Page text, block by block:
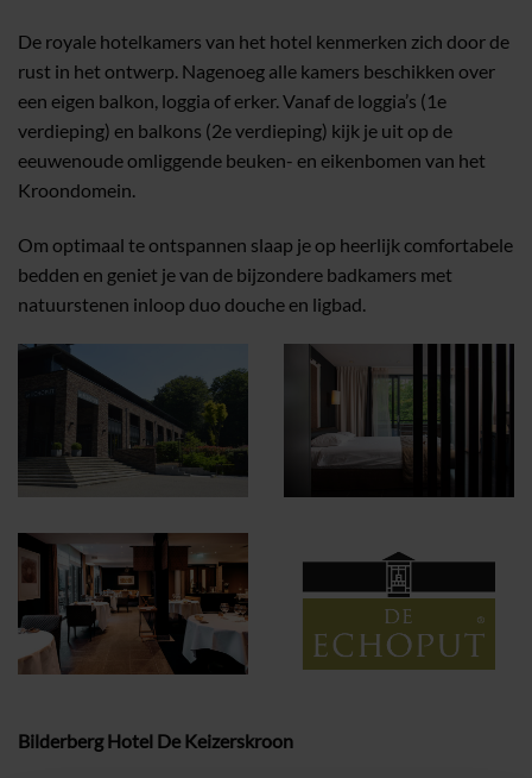
De royale hotelkamers van het hotel kenmerken zich door de
rust in het ontwerp. Nagenoeg alle kamers beschikken over
een eigen balkon, loggia of erker. Vanaf de loggia’s (1e
verdieping) en balkons (2e verdieping) kijk je uit op de
eeuwenoude omliggende beuken- en eikenbomen van het
Kroondomein.
Om optimaal te ontspannen slaap je op heerlijk comfortabele
bedden en geniet je van de bijzondere badkamers met
natuurstenen inloop duo douche en ligbad.
Bilderberg Hotel De Keizerskroon